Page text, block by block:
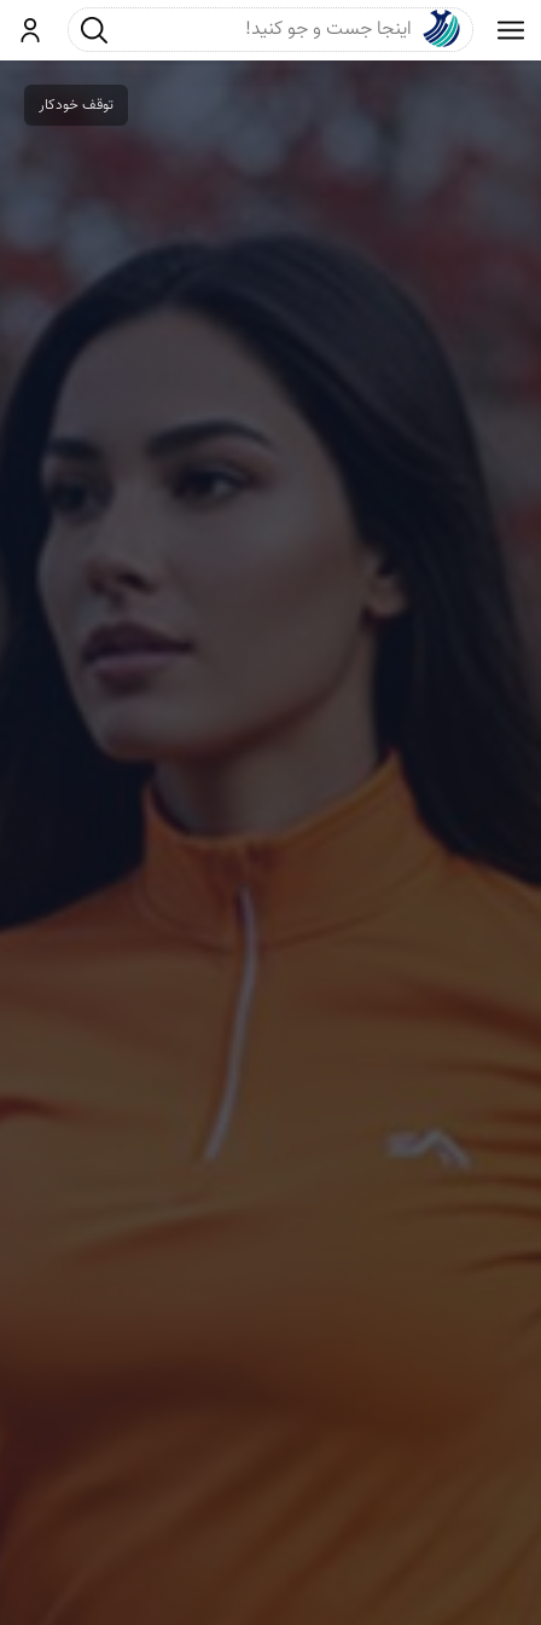
ورودجست و جو
توقف خودکار